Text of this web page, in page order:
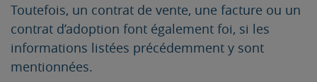
Toutefois, un contrat de vente, une facture ou un
contrat d’adoption font également foi, si les
informations listées précédemment y sont
mentionnées.